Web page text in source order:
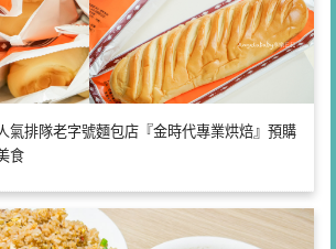
氣排隊老字號麵包店『金時代專業烘焙』預購
食